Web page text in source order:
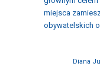
miejsca
obywatelskich
Diana